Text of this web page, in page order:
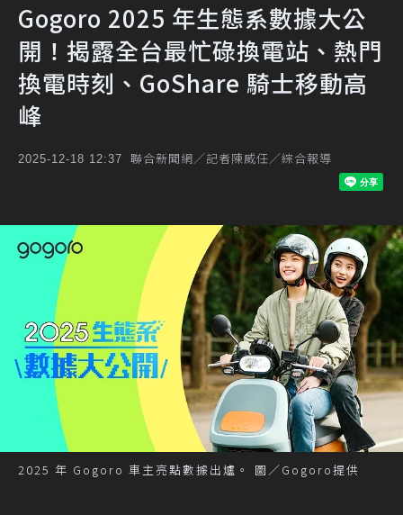
Gogoro 2025 年生態系數據大公
開！揭露全台最忙碌換電站、熱門
換電時刻、GoShare 騎士移動高
峰
2025-12-18 12:37 聯合新聞網／記者陳威任／綜合報導
2025 年 Gogoro 車主亮點數據出爐。 圖／Gogoro提供